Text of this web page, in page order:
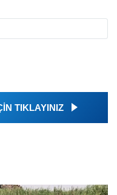
TIKLAYINIZ